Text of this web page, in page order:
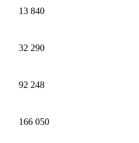
13 840
32 290
92 248
166 050